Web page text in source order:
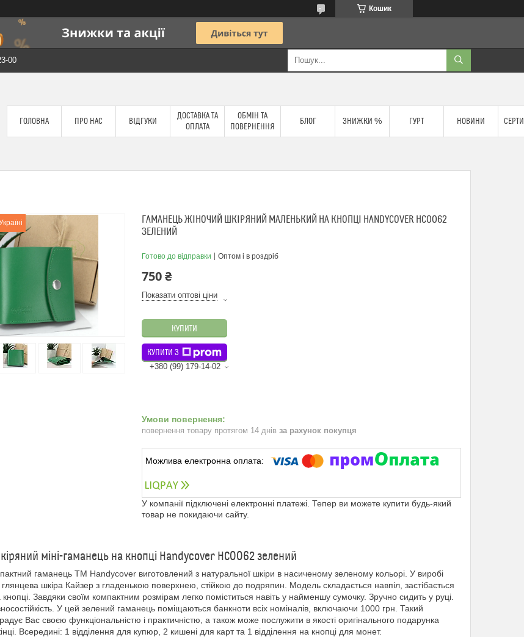
Кошик
00
ГОЛОВНА ПРО НАС ВІДГУКИ
ДОСТАВКА ТА
ОПЛАТА
ОБМІН ТА
ПОВЕРНЕННЯ
БЛОГ ЗНИЖКИ % ГУРТ НОВИНИ
ГАМАНЕЦЬ ЖІНОЧИЙ ШКІРЯНИЙ МАЛЕНЬКИЙ НА КНОПЦІ HANDYCOVER HC0062
ЗЕЛЕНИЙ
Готово до відправки Оптом і в роздріб
750 ₴
Показати оптові ціни
КУПИТИ
КУПИТИ З
+380 (99) 179-14-02
повернення товару протягом 14 днів за рахунок покупця
У компанії підключені електронні платежі. Тепер ви можете купити будь-який
товар не покидаючи сайту.
міні-гаманець на кнопці Handycover HC0062 зелений
гаманець TM Handycover виготовлений з натуральної шкіри в насиченому зеленому кольорі. У виробі
шкіра Кайзер з гладенькою поверхнею, стійкою до подряпин. Модель складається навпіл, застібається
Завдяки своїм компактним розмірам легко поміститься навіть у найменшу сумочку. Зручно сидить у руці.
У цей зелений гаманець поміщаються банкноти всіх номіналів, включаючи 1000 грн. Такий
Вас своєю функціональністю і практичністю, а також може послужити в якості оригінального подарунка
Всередині: 1 відділення для купюр, 2 кишені для карт та 1 відділення на кнопці для монет.